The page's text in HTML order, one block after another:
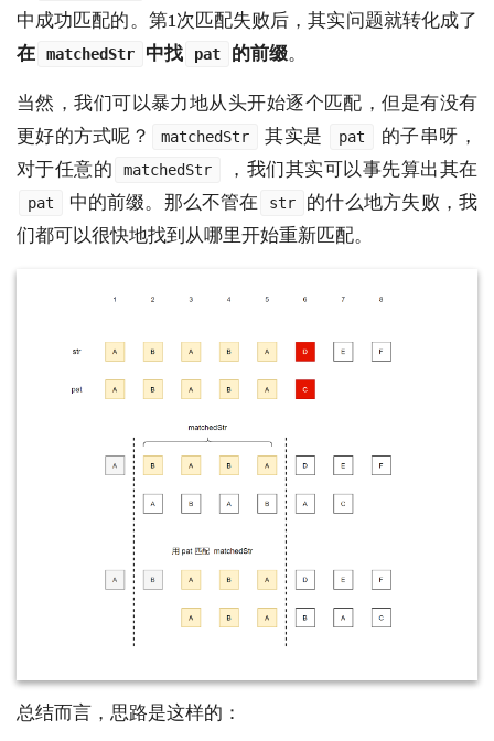
中成功匹配的。第1次匹配失败后，其实问题就转化成了
在
matchedStr 中找 pat 的前缀。
当然，我们可以暴力地从头开始逐个匹配，但是有没有
更好的方式呢？
matchedStr 其实是 pat
的子串呀，
对于任意的
matchedStr ，我们其实可以事先算出其在
pat 中的前缀。那么不管在 str
的什么地方失败，我
们都可以很快地找到从哪里开始重新匹配。
总结而言，思路是这样的：